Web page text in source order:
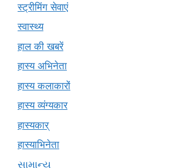
स्ट्रीमिंग सेवाएं
स्वास्थ्य
हाल की खबरें
हास्य अभिनेता
हास्य कलाकारों
हास्य व्यंग्यकार
हास्यकार्
हास्याभिनेता
સામાન્ય